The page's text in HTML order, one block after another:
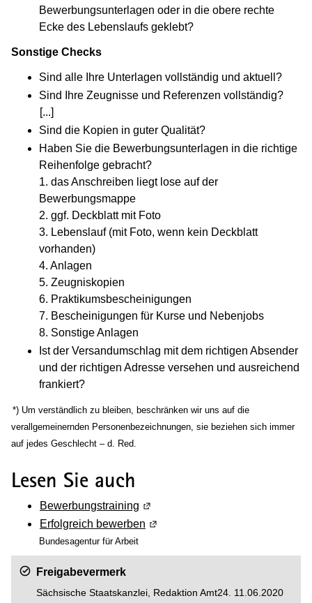
Bewerbungsunterlagen oder in die obere rechte
Ecke des Lebenslaufs geklebt?
Sonstige Checks
Sind alle Ihre Unterlagen vollständig und aktuell?
Sind Ihre Zeugnisse und Referenzen vollständig?
[...]
Sind die Kopien in guter Qualität?
Haben Sie die Bewerbungsunterlagen in die richtige
Reihenfolge gebracht?
1. das Anschreiben liegt lose auf der
Bewerbungsmappe
2. ggf. Deckblatt mit Foto
3. Lebenslauf (mit Foto, wenn kein Deckblatt
vorhanden)
4. Anlagen
5. Zeugniskopien
6. Praktikumsbescheinigungen
7. Bescheinigungen für Kurse und Nebenjobs
8. Sonstige Anlagen
Ist der Versandumschlag mit dem richtigen Absender
und der richtigen Adresse versehen und ausreichend
frankiert?
(Wird in einem neuen Fenster geöffnet)
*) Um verständlich zu bleiben, beschränken wir uns auf die
verallgemeinernden Personenbezeichnungen, sie beziehen sich immer
auf jedes Geschlecht – d. Red.
Lesen Sie auch
Bewerbungstraining (Wird in einem neuen Fenster
Erfolgreich bewerben (Wird in einem neuen Fenster
Bundesagentur für Arbeit
Freigabevermerk
Sächsische Staatskanzlei, Redaktion Amt24. 11.06.2020